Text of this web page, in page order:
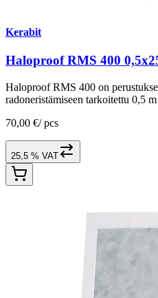
Kerabit
Haloproof RMS 400
Haloproof RMS 400 on
radoneristämiseen tarkoitettu 0,5
70,00 €/ pcs
25,5 % VAT